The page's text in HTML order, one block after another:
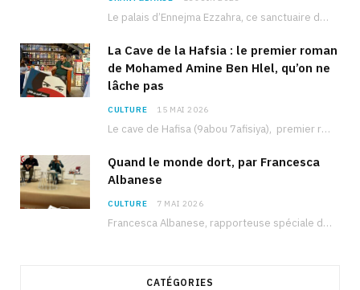
Le palais d’Ennejma Ezzahra, ce sanctuaire de la musique tunisienne et méditerranéenne construit par le…
La Cave de la Hafsia : le premier roman
de Mohamed Amine Ben Hlel, qu’on ne
lâche pas
CULTURE 15 MAI 2026
Le cave de Hafisa (9abou 7afisiya), premier roman du journaliste tunisien Mohamed Amine Ben Hlel,…
Quand le monde dort, par Francesca
Albanese
CULTURE 7 MAI 2026
Francesca Albanese, rapporteuse spéciale de l’ONU sur les territoires palestiniens occupés, était à Tunis pour…
CATÉGORIES